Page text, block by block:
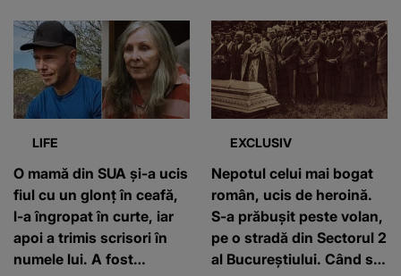
LIFE
O mamă din SUA și-a ucis
fiul cu un glonț în ceafă,
l-a îngropat în curte, iar
apoi a trimis scrisori în
numele lui. A fost
EXCLUSIV
Nepotul celui mai bogat
român, ucis de heroină.
S-a prăbușit peste volan,
pe o stradă din Sectorul 2
al Bucureștiului. Când s-a